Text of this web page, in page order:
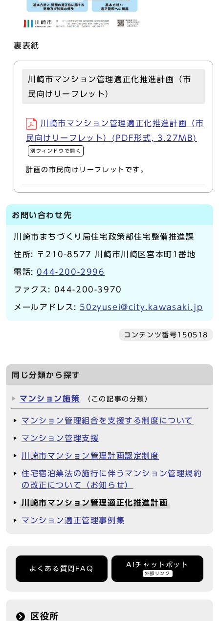
裏表紙
川崎市マンション管理適正化推進計画（市
民向けリーフレット）
川崎市マンション管理適正化推進計画（市
民向けリーフレット）(PDF形式, 3.27MB)
別ウィンドウで開く
計画の市民向けリーフレットです。
お問い合わせ先
川崎市まちづくり局住宅政策部住宅整備推進課
住所: 〒210-8577 川崎市川崎区宮本町1番地
電話: 044-200-2996
ファクス: 044-200-3970
メールアドレス: 50zyusei@city.kawasaki.jp
コンテンツ番号150518
同じ分類から探す
マンション施策 （この記事の分類）
マンション管理組合を支援する制度について
マンション管理支援
川崎市マンション管理計画認定制度
住宅宿泊業法の施行に伴うマンション管理規約
の改正について（お知らせ）
川崎市マンション管理適正化推進計画
マンション適正管理事例集
よくある質問FAQ
AIチャットボット
外部リンク
区役所